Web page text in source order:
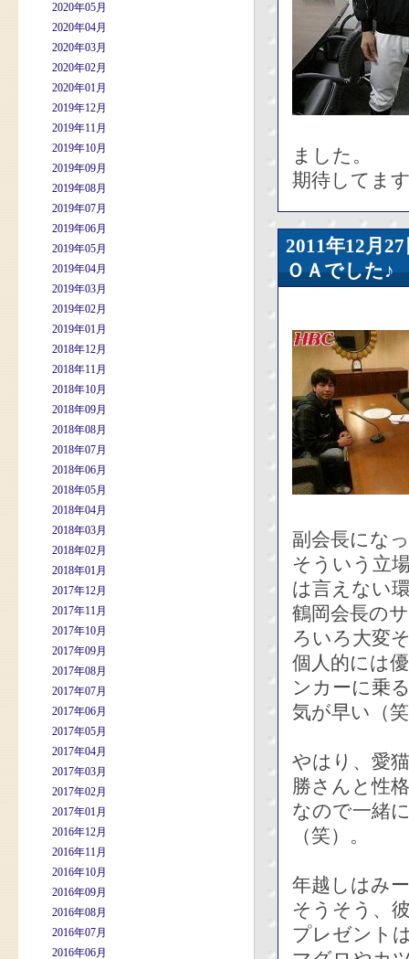
2020年05月
2020年04月
2020年03月
2020年02月
2020年01月
2019年12月
2019年11月
2019年10月
2019年09月
2019年08月
2019年07月
2019年06月
2019年05月
2019年04月
2019年03月
2019年02月
2019年01月
2018年12月
2018年11月
2018年10月
2018年09月
2018年08月
2018年07月
2018年06月
2018年05月
2018年04月
2018年03月
2018年02月
2018年01月
2017年12月
2017年11月
2017年10月
2017年09月
2017年08月
2017年07月
2017年06月
2017年05月
2017年04月
2017年03月
2017年02月
2017年01月
2016年12月
2016年11月
2016年10月
2016年09月
2016年08月
2016年07月
2016年06月
ました。
期待してま
2011年12
ＯＡでした♪
副会長にな
そういう立
は言えない
鶴岡会長の
ろいろ大変
個人的には
ンカーに乗
気が早い（
やはり、愛
勝さんと性
なので一緒
（笑）。
年越しはみ
そうそう、
プレゼント